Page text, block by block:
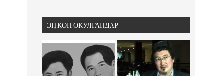
ЭҢ КӨП ОКУЛГАНДАР